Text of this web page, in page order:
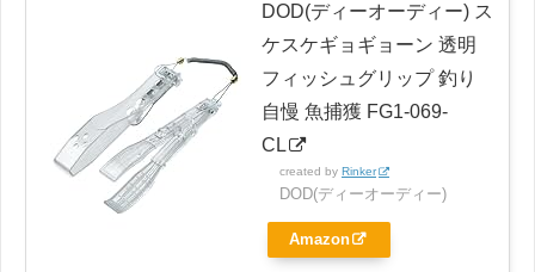
DOD(ディーオーディー) ス
ケスケギョギョーン 透明
フィッシュグリップ 釣り
自慢 魚捕獲 FG1-069-
CL
created by Rinker
DOD(ディーオーディー)
Amazon